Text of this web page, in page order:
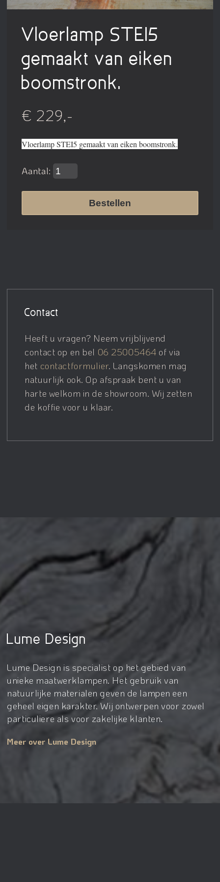
Vloerlamp STEI5
gemaakt van eiken
boomstronk.
€ 229,-
Vloerlamp STEI5 gemaakt van eiken boomstronk.
Aantal:
Bestellen
Contact
Heeft u vragen? Neem vrijblijvend
contact op en bel 06 25005464 of via
het contactformulier. Langskomen mag
natuurlijk ook. Op afspraak bent u van
harte welkom in de showroom. Wij zetten
de koffie voor u klaar.
Lume Design
Lume Design is specialist op het gebied van
unieke maatwerklampen. Het gebruik van
natuurlijke materialen geven de lampen een
geheel eigen karakter. Wij ontwerpen voor zowel
particuliere als voor zakelijke klanten.
Meer over Lume Design